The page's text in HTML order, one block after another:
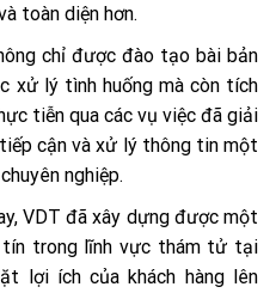
toàn diện hơn.
chỉ được đào tạo bài bản
xử lý tình huống mà còn tích
tiễn qua các vụ việc đã giải
cận và xử lý thông tin một
nghiệp.
VDT đã xây dựng được một
tín trong lĩnh vực thám tử tại
lợi ích của khách hàng lên